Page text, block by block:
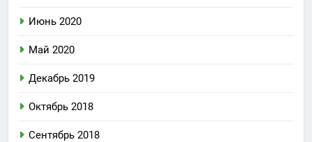
Июнь 2020
Май 2020
Декабрь 2019
Октябрь 2018
Сентябрь 2018